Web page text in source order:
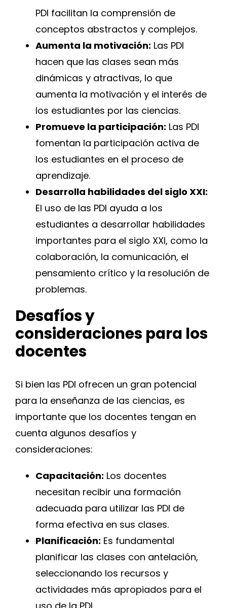
PDI facilitan la comprensión de
conceptos abstractos y complejos.
Aumenta la motivación: Las PDI
hacen que las clases sean más
dinámicas y atractivas, lo que
aumenta la motivación y el interés de
los estudiantes por las ciencias.
Promueve la participación: Las PDI
fomentan la participación activa de
los estudiantes en el proceso de
aprendizaje.
Desarrolla habilidades del siglo XXI:
El uso de las PDI ayuda a los
estudiantes a desarrollar habilidades
importantes para el siglo XXI, como la
colaboración, la comunicación, el
pensamiento crítico y la resolución de
problemas.
Desafíos y
consideraciones para los
docentes
Si bien las PDI ofrecen un gran potencial
para la enseñanza de las ciencias, es
importante que los docentes tengan en
cuenta algunos desafíos y
consideraciones:
Capacitación: Los docentes
necesitan recibir una formación
adecuada para utilizar las PDI de
forma efectiva en sus clases.
Planificación: Es fundamental
planificar las clases con antelación,
seleccionando los recursos y
actividades más apropiados para el